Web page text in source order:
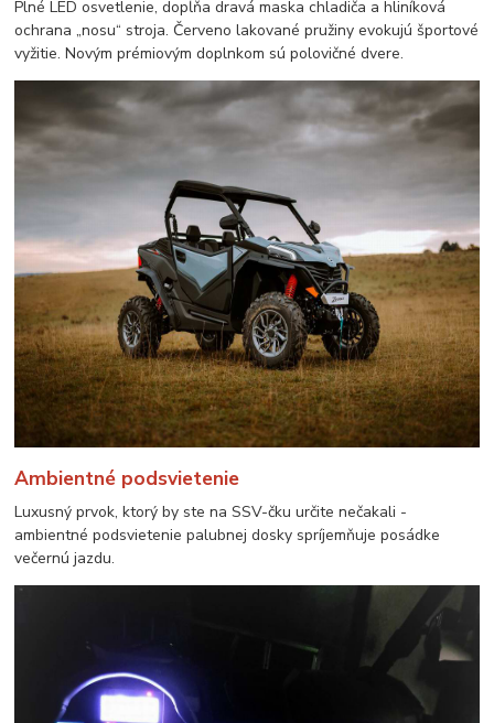
Plné LED osvetlenie, dopĺňa dravá maska chladiča a hliníková
ochrana „nosu“ stroja. Červeno lakované pružiny evokujú športové
vyžitie. Novým prémiovým doplnkom sú polovičné dvere.
Ambientné podsvietenie
Luxusný prvok, ktorý by ste na SSV-čku určite nečakali -
ambientné podsvietenie palubnej dosky spríjemňuje posádke
večernú jazdu.